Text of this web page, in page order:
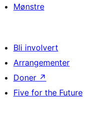
Mønstre
Bli involvert
Arrangementer
Doner ↗
Five for the Future